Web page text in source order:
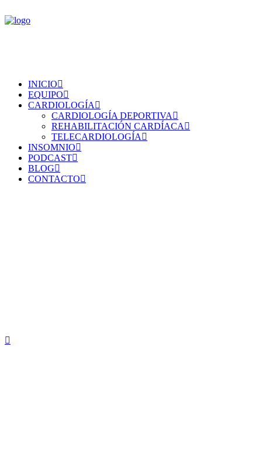
INICIO
EQUIPO
CARDIOLOGÍA
CARDIOLOGÍA DEPORTIVA
REHABILITACIÓN CARDÍACA
TELECARDIOLOGÍA
INSOMNIO
PODCAST
BLOG
CONTACTO